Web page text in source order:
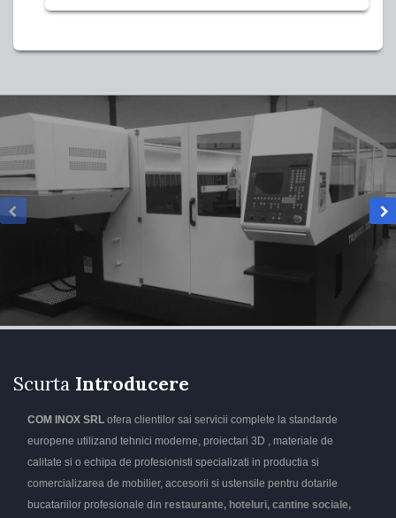
Scurta Introducere
COM INOX SRL ofera clientilor sai servicii complete la standarde
europene utilizand tehnici moderne, proiectari 3D , materiale de
calitate si o echipa de profesionisti specializati in productia si
comercializarea de mobilier, accesorii si ustensile pentru dotarile
bucatariilor profesionale din restaurante, hoteluri, cantine sociale,